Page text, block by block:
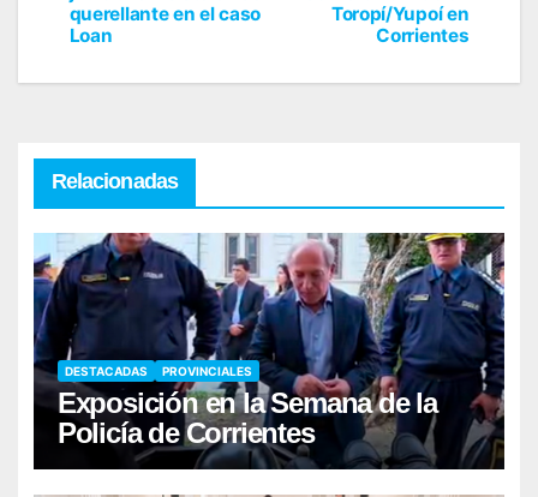
Toropí/Yupoí en
Corrientes
querellante en el caso
Loan
Relacionadas
DESTACADAS PROVINCIALES
Exposición en la Semana de la
Policía de Corrientes